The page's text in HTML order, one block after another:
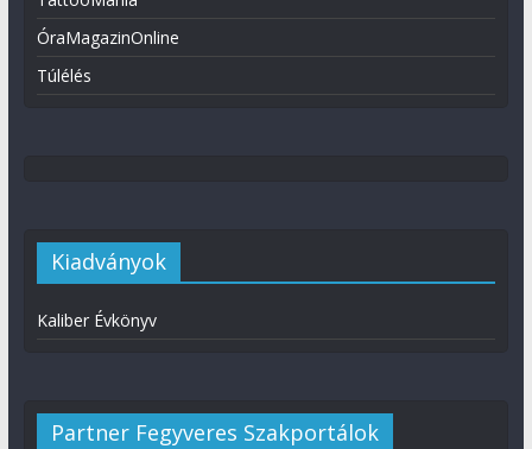
ÓraMagazinOnline
Túlélés
Kiadványok
Kaliber Évkönyv
Partner Fegyveres Szakportálok